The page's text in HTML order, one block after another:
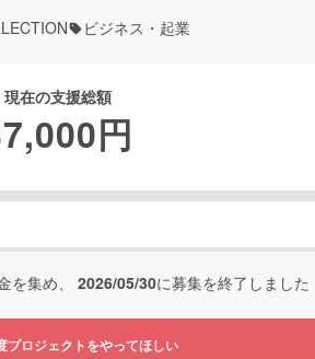
ビジネス・起業
現在の支援総額
円
を集め、 2026/05/30に募集を終了しました
プロジェクトをやってほしい